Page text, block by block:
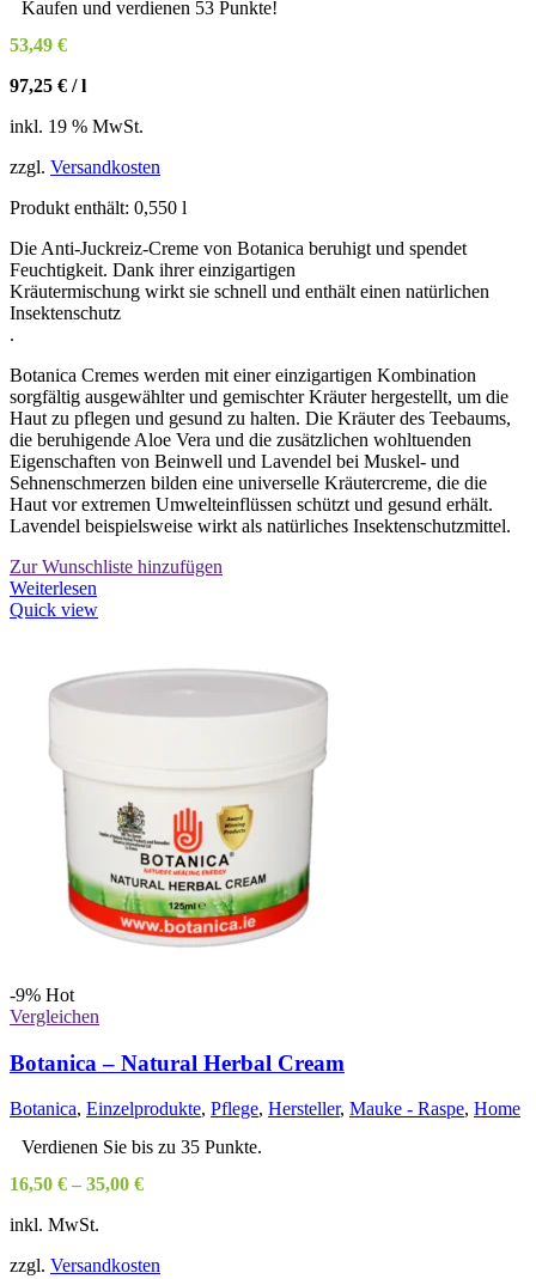
Kaufen und verdienen 53 Punkte!
53,49 €
97,25 € /l
inkl. 19 % MwSt.
zzgl. Versandkosten
Produkt enthält: 0,550 l
Die Anti-Juckreiz-Creme von Botanica beruhigt und spendet
Feuchtigkeit. Dank ihrer einzigartigen
Kräutermischung wirkt sie schnell und enthält einen natürlichen
Insektenschutz
.
Botanica Cremes werden mit einer einzigartigen Kombination
sorgfältig ausgewählter und gemischter Kräuter hergestellt, um die
Haut zu pflegen und gesund zu halten. Die Kräuter des Teebaums,
die beruhigende Aloe Vera und die zusätzlichen wohltuenden
Eigenschaften von Beinwell und Lavendel bei Muskel- und
Sehnenschmerzen bilden eine universelle Kräutercreme, die die
Haut vor extremen Umwelteinflüssen schützt und gesund erhält.
Lavendel beispielsweise wirkt als natürliches Insektenschutzmittel.
Zur Wunschliste hinzufügen
Weiterlesen
Quick view
-9% Hot
Vergleichen
Botanica – Natural Herbal Cream
Botanica, Einzelprodukte, Pflege, Hersteller, Mauke - Raspe, Home
Verdienen Sie bis zu 35 Punkte.
16,50 € – 35,00 €
inkl. MwSt.
zzgl. Versandkosten